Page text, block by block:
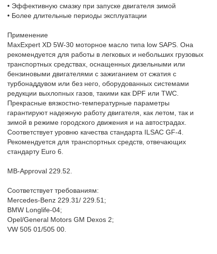
• Эффективную смазку при запуске двигателя зимой
• Более длительные периоды эксплуатации
Применение
MaxExpert XD 5W-30 моторное масло типа low SAPS. Она
рекомендуется для работы в легковых и небольших грузовых
транспортных средствах, оснащенных дизельными или
бензиновыми двигателями с зажиганием от сжатия с
турбонаддувом или без него, оборудованных системами
редукции выхлопных газов, такими как DPF или TWC.
Прекрасные вязкостно-температурные параметры
гарантируют надежную работу двигателя, как летом, так и
зимой в режиме городского движения и на автострадах.
Соответствует уровню качества стандарта ILSAC GF-4.
Рекомендуется для транспортных средств, отвечающих
стандарту Euro 6.
MB-Approval 229.52.
Соответствует требованиям:
Mercedes-Benz 229.31/ 229.51;
BMW Longlife-04;
Opel/General Motors GM Dexos 2;
VW 505 01/505 00.